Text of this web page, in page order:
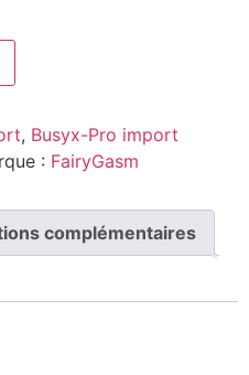
, Busyx-Pro import
: FairyGasm
complémentaires